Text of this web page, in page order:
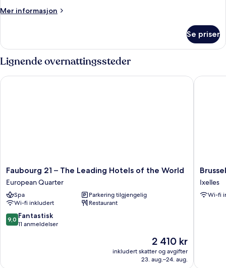
Mer informasjon
Mer
(Economy)
Se priser
Lignende overnattingssteder
Faubourg
21
–
The
Leading
Hotels
of
Faubourg 21 – The Leading Hotels of the World
European Quarter
Spa
Parkering tilgjengelig
Wi-fi inkludert
Restaurant
9.0
av
9,0 Fantastisk
11 anmeldelser
Prisen
2 410 kr
2 410 kr
inkludert skatter og avgifter
23. aug.–24. aug.
Faubourg 21 – The Leading Hotels of the World
Brussels
Benit
Ixelles
Ixelles
Wi-fi